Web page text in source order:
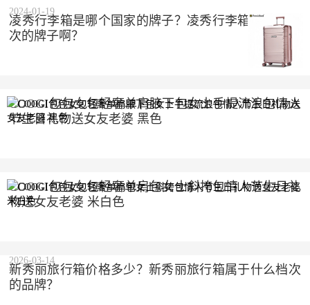
凌秀行李箱是哪个国家的牌子？凌秀行李箱是什么档
次的牌子啊？
2024-01-19
COOGI包包女包轻奢单肩腋下包女士手提流浪包情人
节生日礼物送女友老婆 黑色
COOGI包包女包轻奢单肩包女士斜挎包情人节生日礼
物送女友老婆 米白色
新秀丽旅行箱价格多少？新秀丽旅行箱属于什么档次
的品牌？
2026-03-14